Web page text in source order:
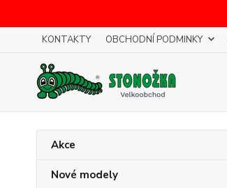
KONTAKTY OBCHODNÍ PODMINKY
Akce
Nové modely